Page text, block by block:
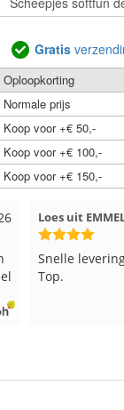
Gratis
Oploopkorting
Normale prijs
Koop voor +€ 50,-
Koop voor +€ 100,-
Koop voor +€ 150,-
Nell uit
Goed verpakt